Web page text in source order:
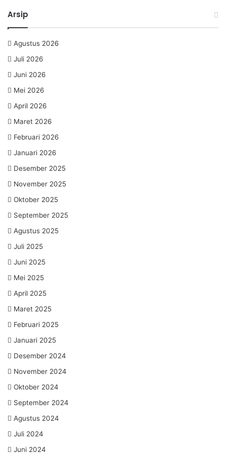
Arsip
Agustus 2026
Juli 2026
Juni 2026
Mei 2026
April 2026
Maret 2026
Februari 2026
Januari 2026
Desember 2025
November 2025
Oktober 2025
September 2025
Agustus 2025
Juli 2025
Juni 2025
Mei 2025
April 2025
Maret 2025
Februari 2025
Januari 2025
Desember 2024
November 2024
Oktober 2024
September 2024
Agustus 2024
Juli 2024
Juni 2024